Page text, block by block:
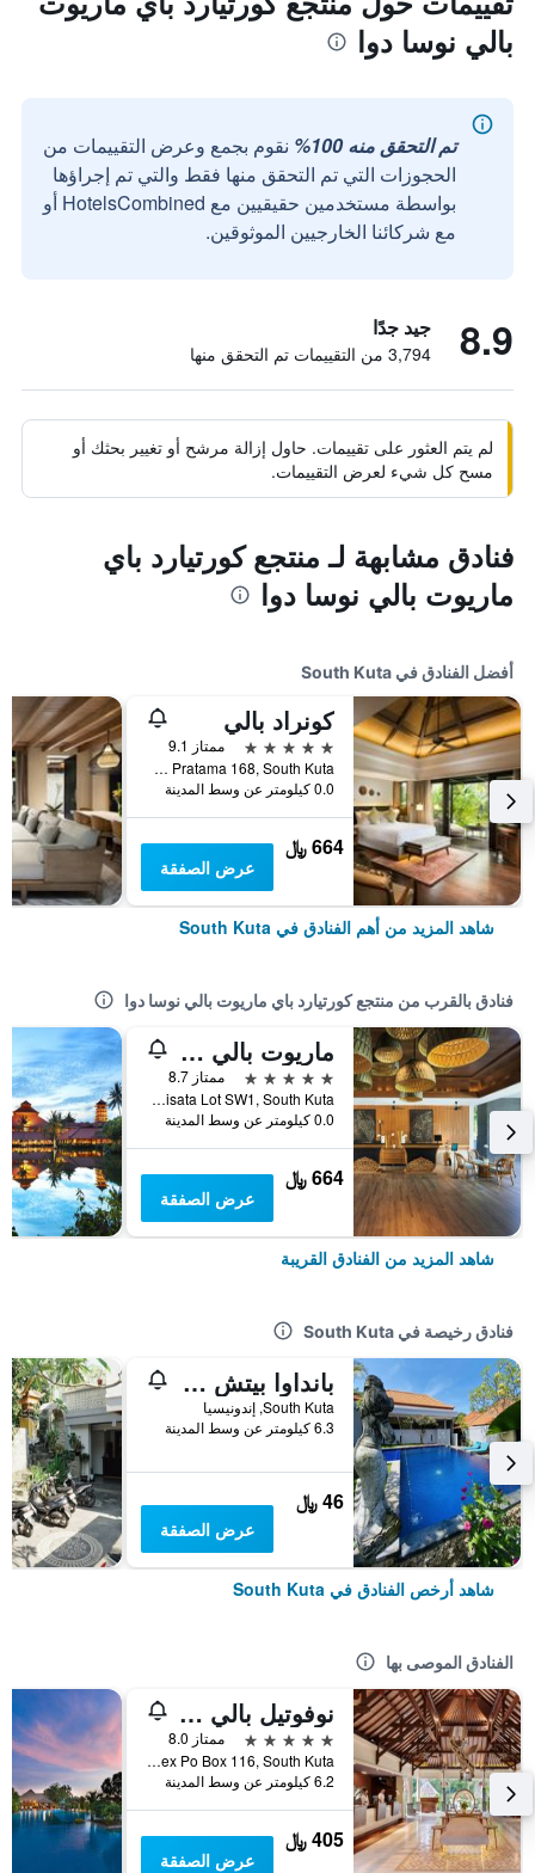
بالي نوسا دوا
تم التحقق منه 100%
نقوم بجمع وعرض التقييمات من
الحجوزات التي تم التحقق منها فقط والتي تم إجراؤها
بواسطة مستخدمين حقيقيين مع HotelsCombined أو
مع شركائنا الخارجيين الموثوقين.
8.9 جيد جدًا
3,794 من التقييمات تم التحقق منها
لم يتم العثور على تقييمات. حاول إزالة مرشح أو تغيير بحثك أو
مسح كل شيء لعرض التقييمات.
فنادق مشابهة لـ منتجع كورتيارد باي
ماريوت بالي نوسا دوا
أفضل الفنادق في South Kuta
كونراد بالي
5 نجوم
ممتاز 9.1
Jalan Pratama 168, South Kuta, إندونيسيا
0.0 كيلومتر عن وسط المدينة
664 ﷼
عرض الصفقة
شاهد المزيد من أهم الفنادق في South Kuta
فنادق بالقرب من منتجع كورتيارد باي ماريوت بالي نوسا دوا
ماريوت بالي نوسا دوا غاردينز
5 نجوم
ممتاز 8.7
Kawasan Pariwisata Lot SW1, South Kuta, إندونيسيا
0.0 كيلومتر عن وسط المدينة
664 ﷼
عرض الصفقة
شاهد المزيد من الفنادق القريبة
فنادق رخيصة في South Kuta
بانداوا بيتش هوم ستاي
South Kuta, إندونيسيا
6.3 كيلومتر عن وسط المدينة
46 ﷼
عرض الصفقة
شاهد أرخص الفنادق في South Kuta
الفنادق الموصى بها
نوفوتيل بالي نوسا دوا
5 نجوم
ممتاز 8.0
Jl Pantai Mengiat Btdc Complex Po Box 116, South Kuta, إندونيسيا
6.2 كيلومتر عن وسط المدينة
405 ﷼
عرض الصفقة